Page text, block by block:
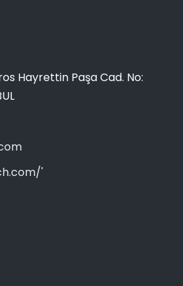
Hayrettin Paşa Cad. No:
'